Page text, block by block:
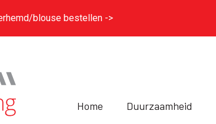
blouse bestellen ->
Home Duurzaamheid